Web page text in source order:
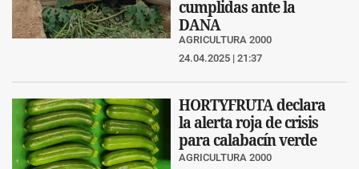
cumplidas ante la
DANA
AGRICULTURA 2000
24.04.2025 | 21:37
HORTYFRUTA declara
la alerta roja de crisis
para calabacín verde
AGRICULTURA 2000